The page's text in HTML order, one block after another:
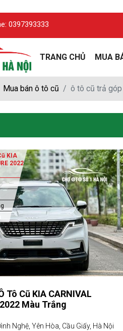
0397393333
TRANG CHỦ MUA
Mua bán ô tô cũ ô tô cũ trả góp
KIA
2022
Tô Cũ KIA CARNIVAL
Màu Trắng
Nghệ, Yên Hòa, Cầu Giấy, Hà Nội